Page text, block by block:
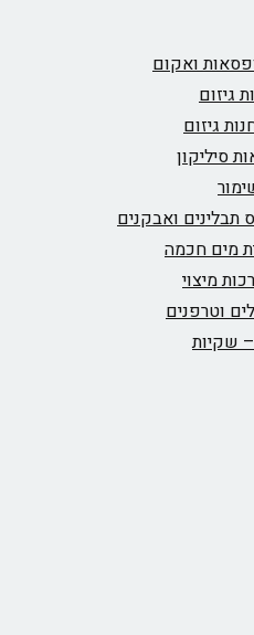
ואקום
גיזום
גיזום
סיליקון
ואבקנים
מים חכמה
מיצוי
וטרפנים
שקיות